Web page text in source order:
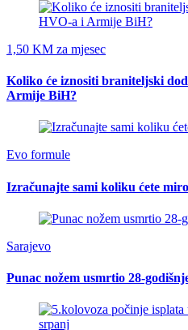
1,50 KM za mjesec
Koliko će iznositi braniteljski
Armije BiH?
Evo formule
Izračunajte sami koliku ćete
Sarajevo
Punac nožem usmrtio 28-